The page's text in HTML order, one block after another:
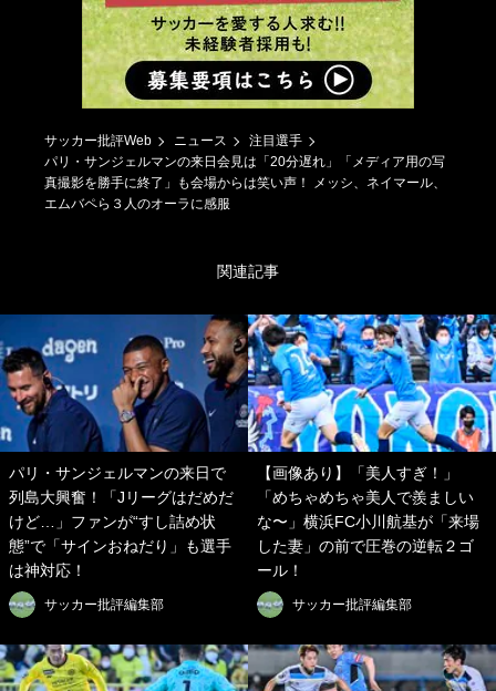
サッカー批評Web ニュース
注目選手
パリ・サンジェルマンの来日会見は「20分遅れ」「メディア用の写
真撮影を勝手に終了」も会場からは笑い声！ メッシ、ネイマール、
エムバペら３人のオーラに感服
関連記事
パリ・サンジェルマンの来日で
列島大興奮！「Jリーグはだめだ
けど…」ファンが“すし詰め状
態”で「サインおねだり」も選手
は神対応！
サッカー批評編集部
【画像あり】「美人すぎ！」
「めちゃめちゃ美人で羨ましい
な〜」横浜FC小川航基が「来場
した妻」の前で圧巻の逆転２ゴ
ール！
サッカー批評編集部